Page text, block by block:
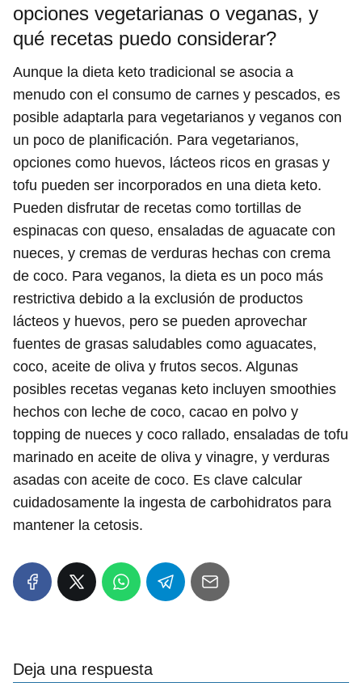
opciones vegetarianas o veganas, y
qué recetas puedo considerar?
Aunque la dieta keto tradicional se asocia a
menudo con el consumo de carnes y pescados, es
posible adaptarla para vegetarianos y veganos con
un poco de planificación. Para vegetarianos,
opciones como huevos, lácteos ricos en grasas y
tofu pueden ser incorporados en una dieta keto.
Pueden disfrutar de recetas como tortillas de
espinacas con queso, ensaladas de aguacate con
nueces, y cremas de verduras hechas con crema
de coco. Para veganos, la dieta es un poco más
restrictiva debido a la exclusión de productos
lácteos y huevos, pero se pueden aprovechar
fuentes de grasas saludables como aguacates,
coco, aceite de oliva y frutos secos. Algunas
posibles recetas veganas keto incluyen smoothies
hechos con leche de coco, cacao en polvo y
topping de nueces y coco rallado, ensaladas de tofu
marinado en aceite de oliva y vinagre, y verduras
asadas con aceite de coco. Es clave calcular
cuidadosamente la ingesta de carbohidratos para
mantener la cetosis.
Deja una respuesta